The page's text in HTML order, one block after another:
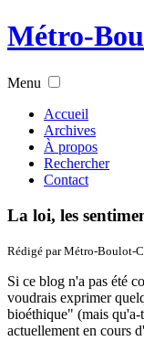
Métro-
Menu
Accueil
Archives
À propos
Rechercher
Contact
La loi, les
Rédigé par Métro-Boulot-
Si ce blog n'a pas été
voudrais exprimer
bioéthique" (mais qu'a-
actuellement en cours